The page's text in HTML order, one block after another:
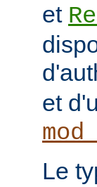
et
et
Le